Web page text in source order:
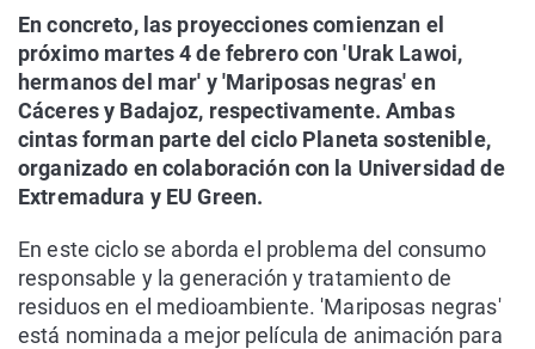
En concreto, las proyecciones comienzan el
próximo martes 4 de febrero con 'Urak Lawoi,
hermanos del mar' y 'Mariposas negras' en
Cáceres y Badajoz, respectivamente. Ambas
cintas forman parte del ciclo Planeta sostenible,
organizado en colaboración con la Universidad de
Extremadura y EU Green.
En este ciclo se aborda el problema del consumo
responsable y la generación y tratamiento de
residuos en el medioambiente. 'Mariposas negras'
está nominada a mejor película de animación para